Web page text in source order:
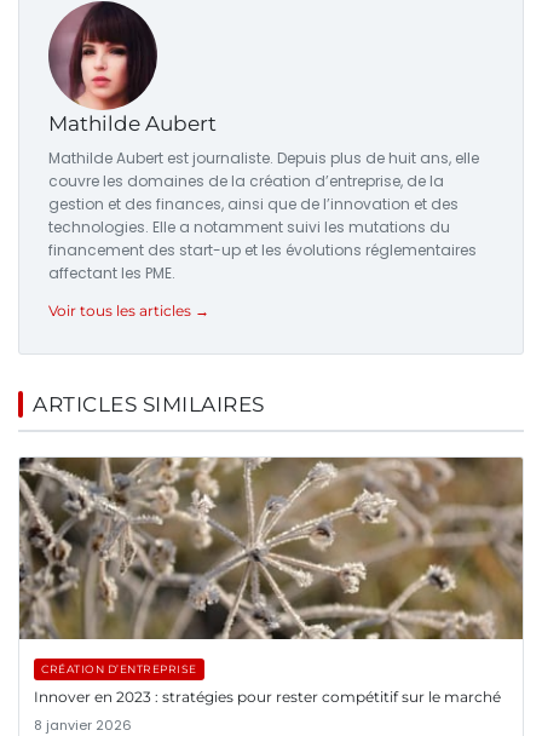
Mathilde Aubert
Mathilde Aubert est journaliste. Depuis plus de huit ans, elle
couvre les domaines de la création d’entreprise, de la
gestion et des finances, ainsi que de l’innovation et des
technologies. Elle a notamment suivi les mutations du
financement des start-up et les évolutions réglementaires
affectant les PME.
Voir tous les articles →
ARTICLES SIMILAIRES
CRÉATION D’ENTREPRISE
Innover en 2023 : stratégies pour rester compétitif sur le marché
8 janvier 2026